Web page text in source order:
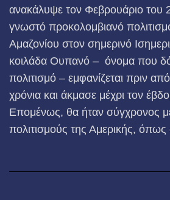
ανακάλυψε τον Φεβρουάριο του
γνωστό προκολομβιανό
Αμαζονίου στον σημερινό
κοιλάδα Ουπανό – όνομα που
πολιτισμό – εμφανίζεται πριν από
χρόνια και άκμασε μέχρι τον
Επομένως, θα ήταν σύγχρονος
πολιτισμούς της Αμερικής,